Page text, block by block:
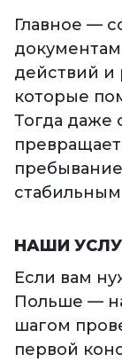
Главное —
действий и
которые
Тогда даже
НАШИ
Если вам
Польше —
шагом
первой